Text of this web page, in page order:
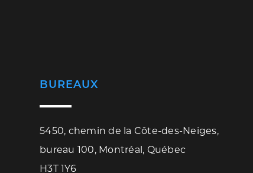
BUREAUX
5450, chemin de la Côte-des-Neiges,
bureau 100, Montréal, Québec
H3T 1Y6